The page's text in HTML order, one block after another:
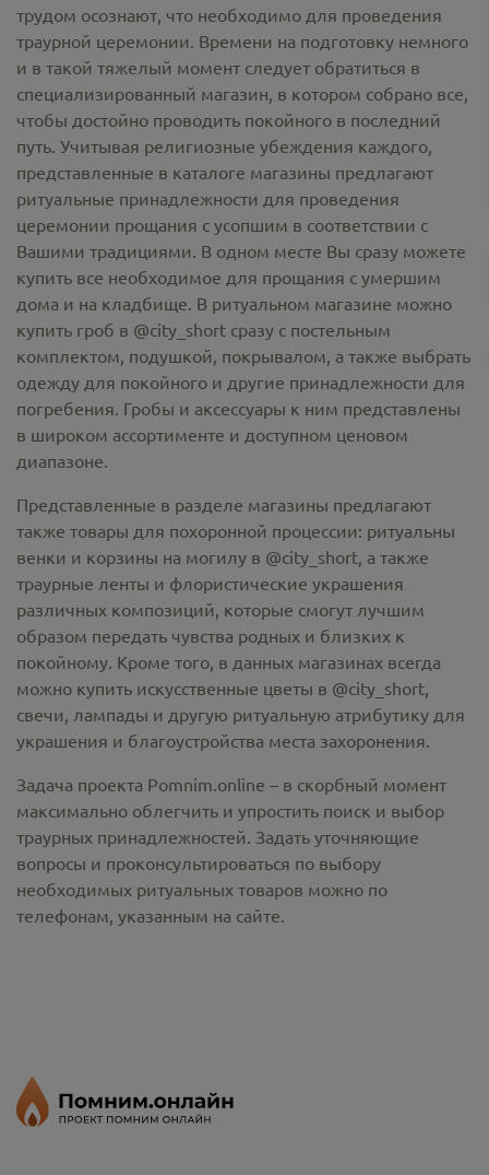
трудом осознают, что необходимо для проведения
траурной церемонии. Времени на подготовку немного
и в такой тяжелый момент следует обратиться в
специализированный магазин, в котором собрано все,
чтобы достойно проводить покойного в последний
путь. Учитывая религиозные убеждения каждого,
представленные в каталоге магазины предлагают
ритуальные принадлежности для проведения
церемонии прощания с усопшим в соответствии с
Вашими традициями. В одном месте Вы сразу можете
купить все необходимое для прощания с умершим
дома и на кладбище. В ритуальном магазине можно
купить гроб в @city_short сразу с постельным
комплектом, подушкой, покрывалом, а также выбрать
одежду для покойного и другие принадлежности для
погребения. Гробы и аксессуары к ним представлены
в широком ассортименте и доступном ценовом
диапазоне.
Представленные в разделе магазины предлагают
также товары для похоронной процессии: ритуальны
венки и корзины на могилу в @city_short, а также
траурные ленты и флористические украшения
различных композиций, которые смогут лучшим
образом передать чувства родных и близких к
покойному. Кроме того, в данных магазинах всегда
можно купить искусственные цветы в @city_short,
свечи, лампады и другую ритуальную атрибутику для
украшения и благоустройства места захоронения.
Задача проекта Pomnim.online – в скорбный момент
максимально облегчить и упростить поиск и выбор
траурных принадлежностей. Задать уточняющие
вопросы и проконсультироваться по выбору
необходимых ритуальных товаров можно по
телефонам, указанным на сайте.